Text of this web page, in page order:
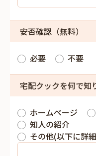
安否確認（無料）
必要 不要
宅配クックを何で知
ホームページ
知人の紹介
その他(以下に詳